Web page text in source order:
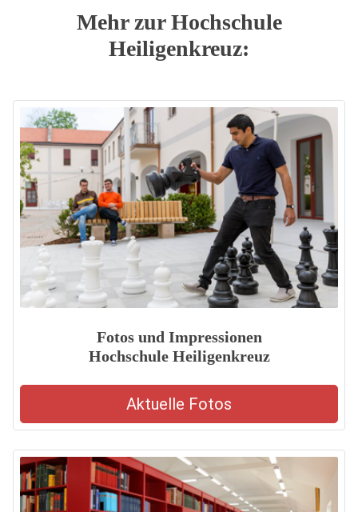
Mehr zur Hochschule
Heiligenkreuz:
Fotos und Impressionen
Hochschule Heiligenkreuz
Aktuelle Fotos